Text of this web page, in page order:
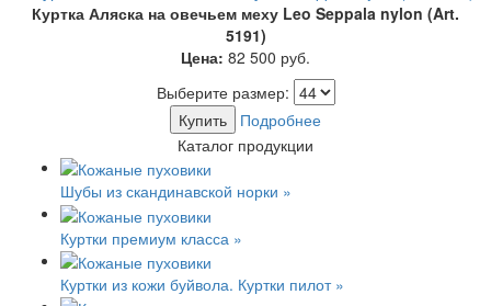
Куртка Аляска на овечьем меху Leo Seppala nylon (Art.
5191)
Цена: 82 500 руб.
Выберите размер:
Купить
Подробнее
Каталог продукции
Шубы из скандинавской норки »
Куртки премиум класса »
Куртки из кожи буйвола. Куртки пилот »